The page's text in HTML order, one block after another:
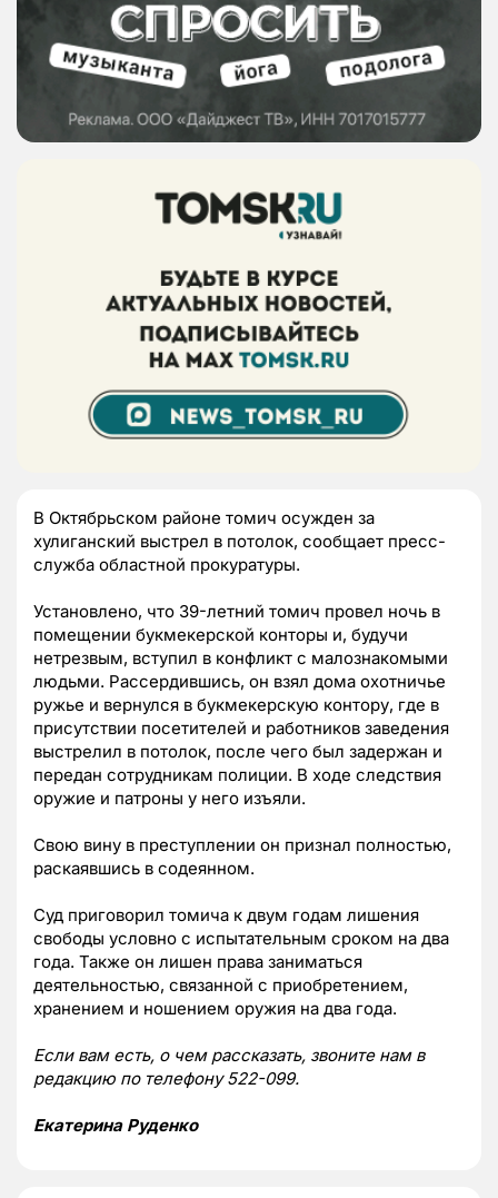
В Октябрьском районе томич осужден за
хулиганский выстрел в потолок, сообщает пресс-
служба областной прокуратуры.
Установлено, что 39-летний томич провел ночь в
помещении букмекерской конторы и, будучи
нетрезвым, вступил в конфликт с малознакомыми
людьми. Рассердившись, он взял дома охотничье
ружье и вернулся в букмекерскую контору, где в
присутствии посетителей и работников заведения
выстрелил в потолок, после чего был задержан и
передан сотрудникам полиции. В ходе следствия
оружие и патроны у него изъяли.
Свою вину в преступлении он признал полностью,
раскаявшись в содеянном.
Суд приговорил томича к двум годам лишения
свободы условно с испытательным сроком на два
года. Также он лишен права заниматься
деятельностью, связанной с приобретением,
хранением и ношением оружия на два года.
Если вам есть, о чем рассказать, звоните нам в
редакцию по телефону 522-099.
Екатерина Руденко